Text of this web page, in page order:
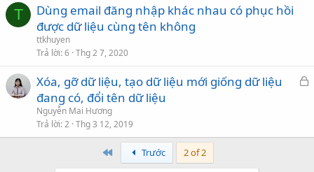
T
Dùng email đăng nhập khác nhau có phục hồi
được dữ liệu cùng tên không
ttkhuyen
Trả lời 6 Thg 2 7, 2020
ó
Xóa, gỡ dữ liệu, tạo dữ liệu mới giống dữ liệu
đang có, đổi tên dữ liệu
Nguyễn Mai Hương
Trả lời 2 Thg 3 12, 2019
First Trước 2 of 2